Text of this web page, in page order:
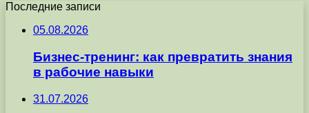
Последние записи
05.08.2026
Бизнес-тренинг: как превратить знания
в рабочие навыки
31.07.2026